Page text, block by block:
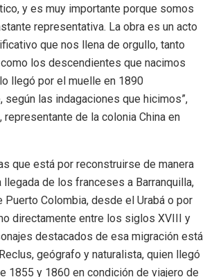
y es muy importante porque somos
representativa. La obra es un acto
que nos llena de orgullo, tanto
los descendientes que nacimos
llegó por el muelle en 1890
según las indagaciones que hicimos”,
representante de la colonia China en
que está por reconstruirse de manera
llegada de los franceses a Barranquilla,
Puerto Colombia, desde el Urabá o por
directamente entre los siglos XVIII y
destacados de esa migración está
geógrafo y naturalista, quien llegó
1855 y 1860 en condición de viajero de